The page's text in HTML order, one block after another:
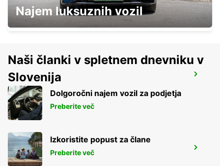
SECO TOOLS DELIVERY
FAGERSTA - SWEDEN
MOTALA
MOTALA - SWEDEN
NORRKOPING CENTRALSTATION
NORRKOPING - SWEDEN
Najem luksuznih vozil
Naši članki v spletnem dnevniku v
Slovenija
Dolgoročni najem vozil za podjetja
Preberite več
Izkoristite popust za člane
Preberite več